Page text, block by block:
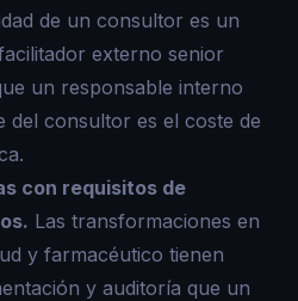
de un consultor es un
externo senior
un responsable interno
del consultor es el coste de
con requisitos de
Las transformaciones en
y farmacéutico tienen
y auditoría que un